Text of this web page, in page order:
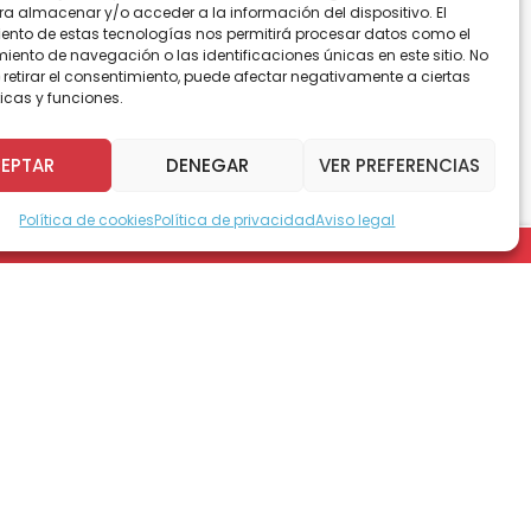
almacenar y/o acceder a la información del dispositivo. El
de estas tecnologías nos permitirá procesar datos como el
de navegación o las identificaciones únicas en este sitio. No
el consentimiento, puede afectar negativamente a ciertas
y funciones.
DENEGAR VER PREFERENCIAS
Política de cookiesPolítica de privacidadAviso legal
a las más de 10 mil personas que
aristas encabezada por Vivi Kreutzberger
apoyaron la campaña el próximo 1 y 2